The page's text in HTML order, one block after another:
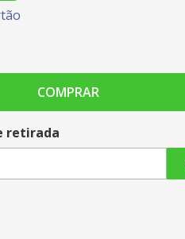
COMPRAR
retirada